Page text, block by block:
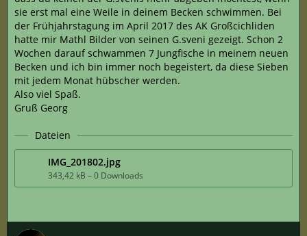
sie erst mal eine Weile in deinem Becken schwimmen. Bei
der Frühjahrstagung im April 2017 des AK Großcichliden
hatte mir Mathl Bilder von seinen G.sveni gezeigt. Schon 2
Wochen darauf schwammen 7 Jungfische in meinem neuen
Becken und ich bin immer noch begeistert, da diese Sieben
mit jedem Monat hübscher werden.
Also viel Spaß.
Gruß Georg
Dateien
IMG_201802.jpg
343,42 kB – 0 Downloads